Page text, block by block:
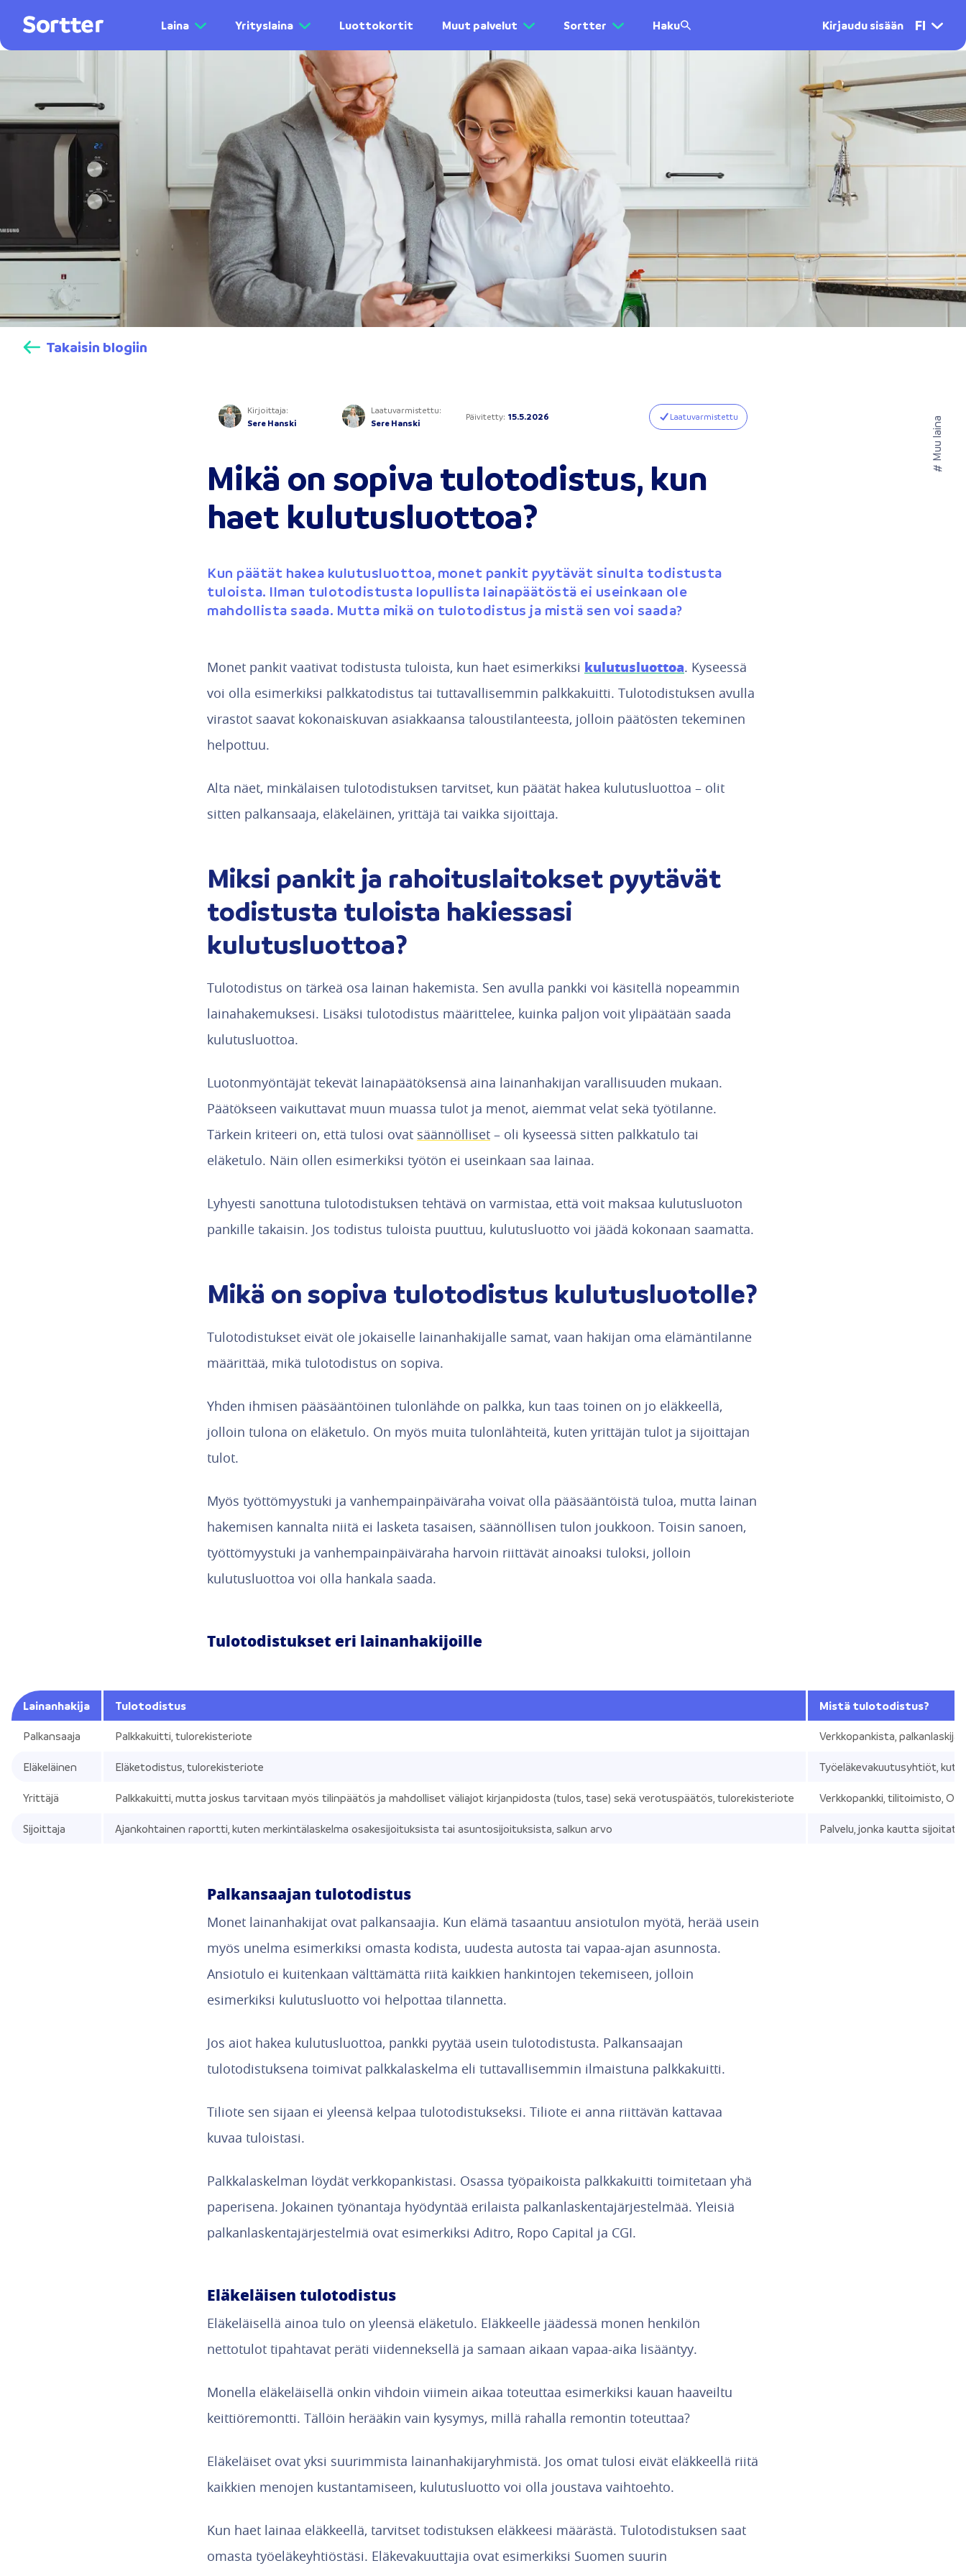
Laina Yrityslaina Luottokortit Muut palvelut Sortter Haku Kirjaudu sisään FI
Takaisin blogiin
#
Muu laina
Päivitetty: 15.5.2026
Kirjoittaja:
Sere Hanski
Laatuvarmistettu:
Sere Hanski
Laatuvarmistettu
Mikä on sopiva tulotodistus, kun
haet kulutusluottoa?
Kun päätät hakea kulutusluottoa, monet pankit pyytävät sinulta todistusta
tuloista. Ilman tulotodistusta lopullista lainapäätöstä ei useinkaan ole
mahdollista saada. Mutta mikä on tulotodistus ja mistä sen voi saada?
Monet pankit vaativat todistusta tuloista, kun haet esimerkiksi kulutusluottoa. Kyseessä
voi olla esimerkiksi palkkatodistus tai tuttavallisemmin palkkakuitti. Tulotodistuksen avulla
virastot saavat kokonaiskuvan asiakkaansa taloustilanteesta, jolloin päätösten tekeminen
helpottuu.
Alta näet, minkälaisen tulotodistuksen tarvitset, kun päätät hakea kulutusluottoa – olit
sitten palkansaaja, eläkeläinen, yrittäjä tai vaikka sijoittaja.
Miksi pankit ja rahoituslaitokset pyytävät
todistusta tuloista hakiessasi
kulutusluottoa?
Tulotodistus on tärkeä osa lainan hakemista. Sen avulla pankki voi käsitellä nopeammin
lainahakemuksesi. Lisäksi tulotodistus määrittelee, kuinka paljon voit ylipäätään saada
kulutusluottoa.
Luotonmyöntäjät tekevät lainapäätöksensä aina lainanhakijan varallisuuden mukaan.
Päätökseen vaikuttavat muun muassa tulot ja menot, aiemmat velat sekä työtilanne.
Tärkein kriteeri on, että tulosi ovat säännölliset – oli kyseessä sitten palkkatulo tai
eläketulo. Näin ollen esimerkiksi työtön ei useinkaan saa lainaa.
Lyhyesti sanottuna tulotodistuksen tehtävä on varmistaa, että voit maksaa kulutusluoton
pankille takaisin. Jos todistus tuloista puuttuu, kulutusluotto voi jäädä kokonaan saamatta.
Mikä on sopiva tulotodistus kulutusluotolle?
Tulotodistukset eivät ole jokaiselle lainanhakijalle samat, vaan hakijan oma elämäntilanne
määrittää, mikä tulotodistus on sopiva.
Yhden ihmisen pääsääntöinen tulonlähde on palkka, kun taas toinen on jo eläkkeellä,
jolloin tulona on eläketulo. On myös muita tulonlähteitä, kuten yrittäjän tulot ja sijoittajan
tulot.
Myös työttömyystuki ja vanhempainpäiväraha voivat olla pääsääntöistä tuloa, mutta lainan
hakemisen kannalta niitä ei lasketa tasaisen, säännöllisen tulon joukkoon. Toisin sanoen,
työttömyystuki ja vanhempainpäiväraha harvoin riittävät ainoaksi tuloksi, jolloin
kulutusluottoa voi olla hankala saada.
Tulotodistukset eri lainanhakijoille
Lainanhakija Tulotodistus Mistä tulotodistus?
Palkansaaja Palkkakuitti, tulorekisteriote Verkkopankista,
Eläkeläinen Eläketodistus, tulorekisteriote Työeläkevakuutusyhtiöt,
Yrittäjä Palkkakuitti, mutta joskus tarvitaan myös tilinpäätös ja mahdolliset väliajot kirjanpidosta (tulos, tase) sekä verotuspäätös, tulorekisteriote Verkkopankki, tilitoimisto,
Sijoittaja Ajankohtainen raportti, kuten merkintälaskelma osakesijoituksista tai asuntosijoituksista, salkun arvo Palvelu, jonka kautta sijoitat
Palkansaajan tulotodistus
Monet lainanhakijat ovat palkansaajia. Kun elämä tasaantuu ansiotulon myötä, herää usein
myös unelma esimerkiksi omasta kodista, uudesta autosta tai vapaa-ajan asunnosta.
Ansiotulo ei kuitenkaan välttämättä riitä kaikkien hankintojen tekemiseen, jolloin
esimerkiksi kulutusluotto voi helpottaa tilannetta.
Jos aiot hakea kulutusluottoa, pankki pyytää usein tulotodistusta. Palkansaajan
tulotodistuksena toimivat palkkalaskelma eli tuttavallisemmin ilmaistuna palkkakuitti.
Tiliote sen sijaan ei yleensä kelpaa tulotodistukseksi. Tiliote ei anna riittävän kattavaa
kuvaa tuloistasi.
Palkkalaskelman löydät verkkopankistasi. Osassa työpaikoista palkkakuitti toimitetaan yhä
paperisena. Jokainen työnantaja hyödyntää erilaista palkanlaskentajärjestelmää. Yleisiä
palkanlaskentajärjestelmiä ovat esimerkiksi Aditro, Ropo Capital ja CGI.
Eläkeläisen tulotodistus
Eläkeläisellä ainoa tulo on yleensä eläketulo. Eläkkeelle jäädessä monen henkilön
nettotulot tipahtavat peräti viidenneksellä ja samaan aikaan vapaa-aika lisääntyy.
Monella eläkeläisellä onkin vihdoin viimein aikaa toteuttaa esimerkiksi kauan haaveiltu
keittiöremontti. Tällöin herääkin vain kysymys, millä rahalla remontin toteuttaa?
Eläkeläiset ovat yksi suurimmista lainanhakijaryhmistä. Jos omat tulosi eivät eläkkeellä riitä
kaikkien menojen kustantamiseen, kulutusluotto voi olla joustava vaihtoehto.
Kun haet lainaa eläkkeellä, tarvitset todistuksen eläkkeesi määrästä. Tulotodistuksen saat
omasta työeläkeyhtiöstäsi. Eläkevakuuttajia ovat esimerkiksi Suomen suurin